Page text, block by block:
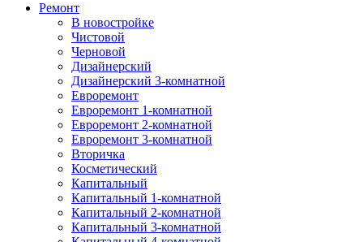
Ремонт
В новостройке
Чистовой
Черновой
Дизайнерский
Дизайнерский 3-комнатной
Евроремонт
Евроремонт 1-комнатной
Евроремонт 2-комнатной
Евроремонт 3-комнатной
Вторичка
Косметический
Капитальный
Капитальный 1-комнатной
Капитальный 2-комнатной
Капитальный 3-комнатной